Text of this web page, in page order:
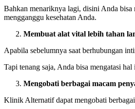
Bahkan menariknya lagi, disini Anda bisa
mengganggu kesehatan Anda.
Membuat alat vital lebih tahan
Apabila sebelumnya saat berhubungan
Tapi tenang saja, Anda bisa mengatasi
Mengobati berbagai macam
Klinik Alternatif dapat mengobati